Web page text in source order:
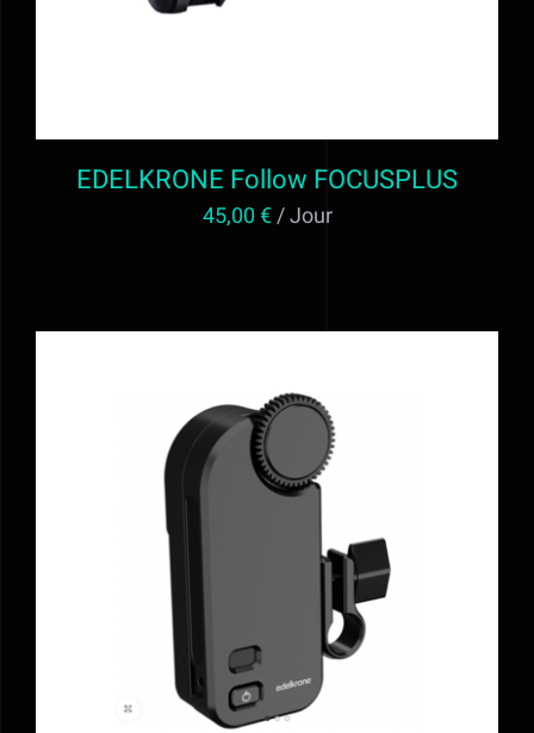
EDELKRONE Follow FOCUSPLUS
45,00€/ Jour
AJOUTER AU PANIER DÉTAILS